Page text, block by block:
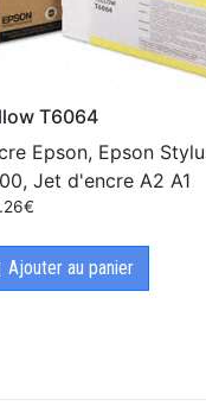
T6064
Epson, Epson
Jet d'encre A2 A1
€
Ajouter au panier